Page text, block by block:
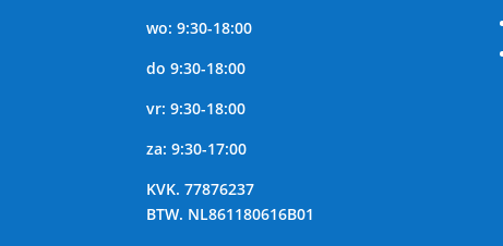
wo: 9:30-18:00
do 9:30-18:00
vr: 9:30-18:00
za: 9:30-17:00
KVK. 77876237
BTW. NL861180616B01